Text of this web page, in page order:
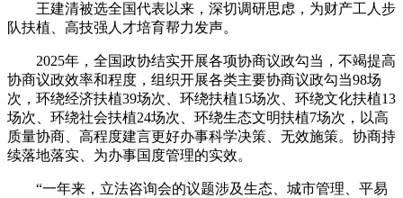
王建清被选全国代表以来，深切调研思虑，为财产工人步
队扶植、高技强人才培育帮力发声。
2025年，全国政协结实开展各项协商议政勾当，不竭提高
协商议政效率和程度，组织开展各类主要协商议政勾当98场
次，环绕经济扶植39场次、环绕扶植15场次、环绕文化扶植13
场次、环绕社会扶植24场次、环绕生态文明扶植7场次，以高
质量协商、高程度建言更好办事科学决策、无效施策。协商持
续落地落实、为办事国度管理的实效。
“一年来，立法咨询会的议题涉及生态、城市管理、平易